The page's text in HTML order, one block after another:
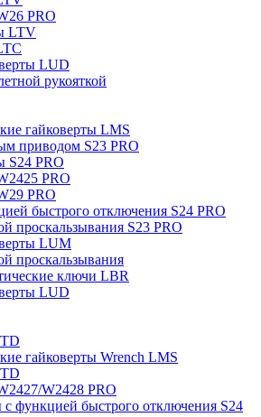
PRO
LTV
LUD
рукояткой
гайковерты LMS
приводом S23 PRO
S24 PRO
PRO
PRO
быстрого отключения S24 PRO
проскальзывания S23 PRO
LUM
проскальзывания
ключи LBR
LUD
гайковерты Wrench LMS
W2428 PRO
функцией быстрого отключения S24